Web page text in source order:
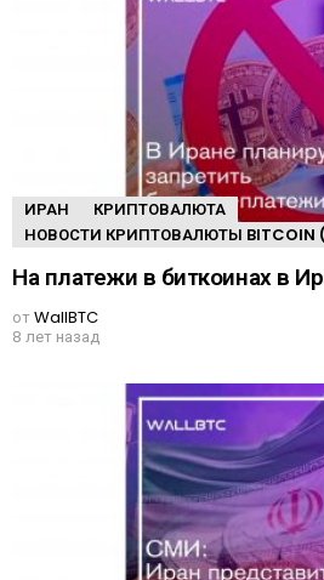
ИРАН
КРИПТОВАЛЮТА
НОВОСТИ КРИПТОВАЛЮТЫ BITCOIN
На платежи в биткоинах в
отWallBTC
8 лет назад